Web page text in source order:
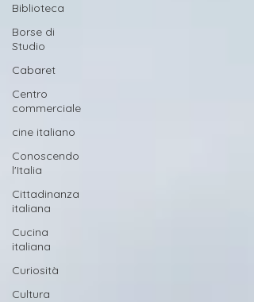
Biblioteca
Borse di
Studio
Cabaret
Centro
commerciale
cine italiano
Conoscendo
l'Italia
Cittadinanza
italiana
Cucina
italiana
Curiosità
Cultura